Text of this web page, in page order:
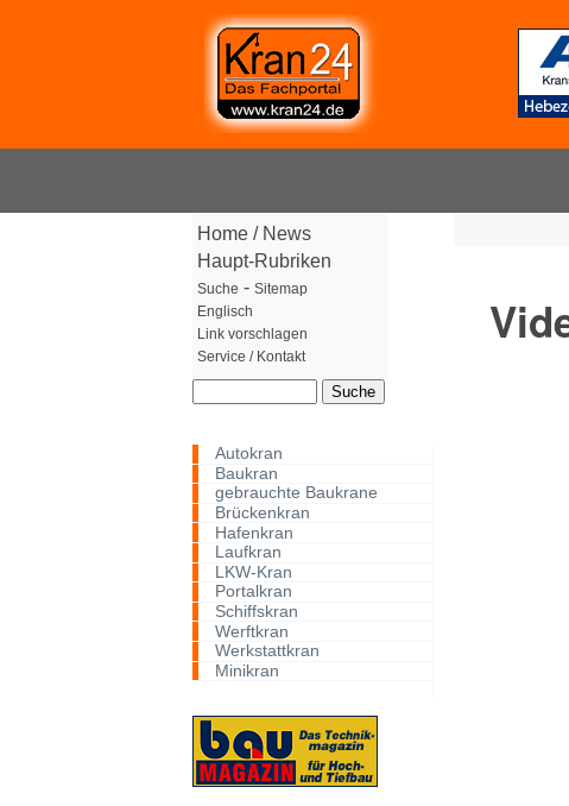
Home / News
Haupt-Rubriken
Suche - Sitemap
Englisch
Link vorschlagen
Service / Kontakt
Autokran
Baukran
gebrauchte Baukrane
Brückenkran
Hafenkran
Laufkran
LKW-Kran
Portalkran
Schiffskran
Werftkran
Werkstattkran
Minikran